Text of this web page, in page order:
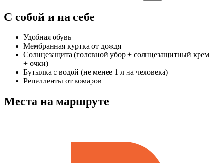
С собой и на себе
Удобная обувь
Мембранная куртка от дождя
Солнцезащита (головной убор + солнцезащитный крем
+ очки)
Бутылка с водой (не менее 1 л на человека)
Репелленты от комаров
Места на маршруте